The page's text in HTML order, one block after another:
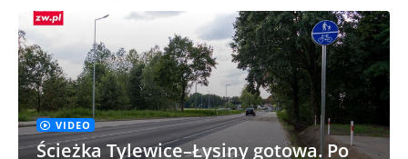
VIDEO
Ścieżka Tylewice–Łysiny gotowa. Po